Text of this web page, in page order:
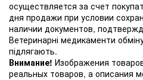
осуществляется за счет
дня продажи при условии
наличии документов,
Ветеринарні медикаменти
підлягають.
Внимание! Изображения
реальных товаров, а описания